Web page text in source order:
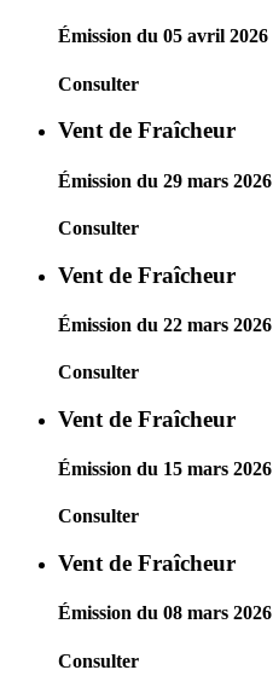
Émission du 05 avril 2026
Consulter
Vent de Fraîcheur
Émission du 29 mars 2026
Consulter
Vent de Fraîcheur
Émission du 22 mars 2026
Consulter
Vent de Fraîcheur
Émission du 15 mars 2026
Consulter
Vent de Fraîcheur
Émission du 08 mars 2026
Consulter